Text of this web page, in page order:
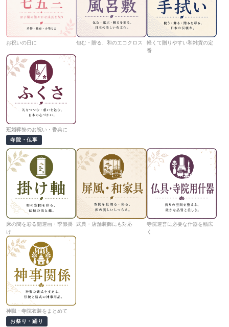
お祝いの日に 包む・贈る、和のエコクロス
軽くて贈りやすい和雑貨の定
番
冠婚葬祭のお祝い・香典に
寺院・仏事
床の間を彩る開運画・季節掛
け
式典・店舗装飾にも対応
寺院運営に必要な什器を幅広
く
神職・寺院衣装をまとめて
お祭り・踊り